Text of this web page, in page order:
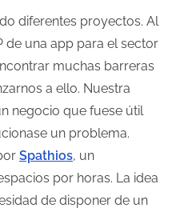
diferentes proyectos. Al
de una app para el sector
muchas barreras
a ello. Nuestra
negocio que fuese útil
un problema.
Spathios, un
por horas. La idea
de disponer de un